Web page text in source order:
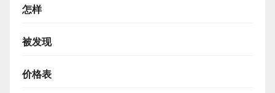
怎样
被发现
价格表